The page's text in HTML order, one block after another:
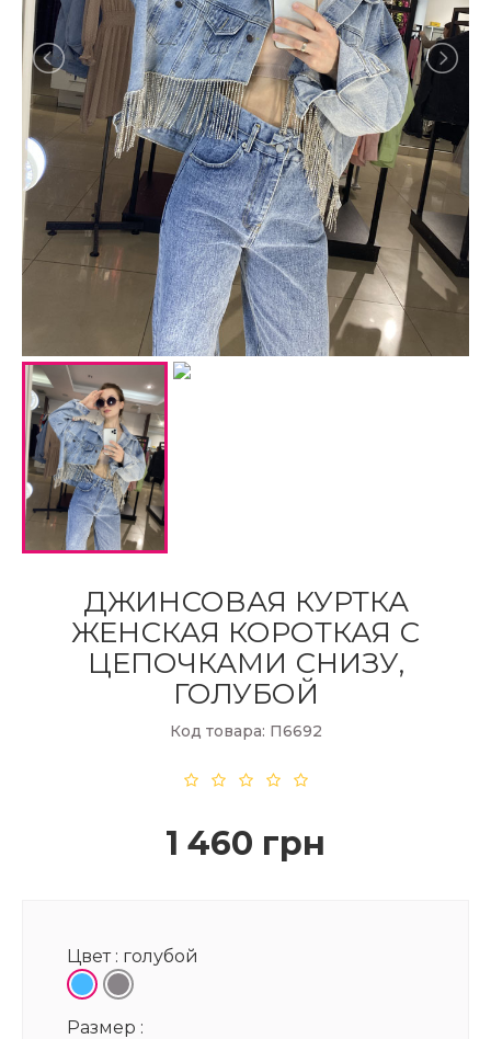
ДЖИНСОВАЯ КУРТКА
ЖЕНСКАЯ КОРОТКАЯ С
ЦЕПОЧКАМИ СНИЗУ,
ГОЛУБОЙ
Код товара: П6692
1 460 грн
Цвет : голубой
Размер :